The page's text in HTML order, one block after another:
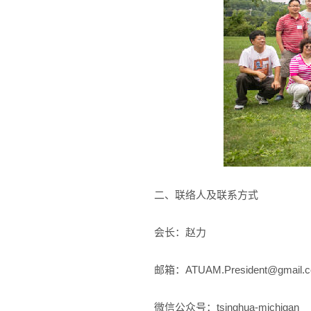
二、联络人及联系方式
会长：赵力
邮箱：
微信公众号：tsinghua-michigan